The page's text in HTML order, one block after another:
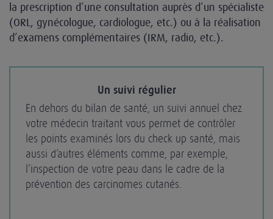
la prescription d’une consultation auprès d’un spécialiste
(ORL, gynécologue, cardiologue, etc.) ou à la réalisation
d’examens complémentaires (IRM, radio, etc.).
Un suivi régulier
En dehors du bilan de santé, un suivi annuel chez
votre médecin traitant vous permet de contrôler
les points examinés lors du check up santé, mais
aussi d’autres éléments comme, par exemple,
l’inspection de votre peau dans le cadre de la
prévention des carcinomes cutanés.